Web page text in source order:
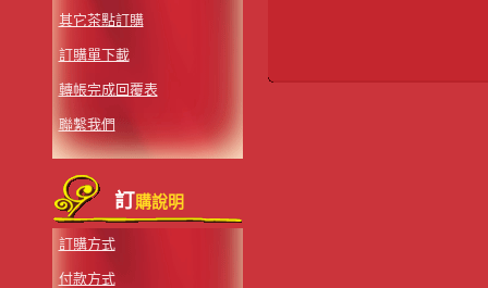
其它茶點訂購
訂購單下載
轉帳完成回覆表
聯繫我們
訂購說明
訂購方式
付款方式